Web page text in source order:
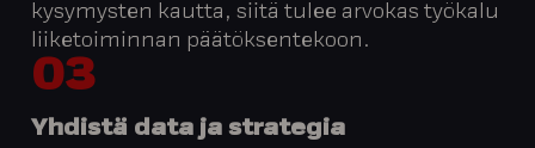
kysymysten kautta, siitä tulee arvokas työkalu
liiketoiminnan päätöksentekoon.
03
Yhdistä data ja strategia